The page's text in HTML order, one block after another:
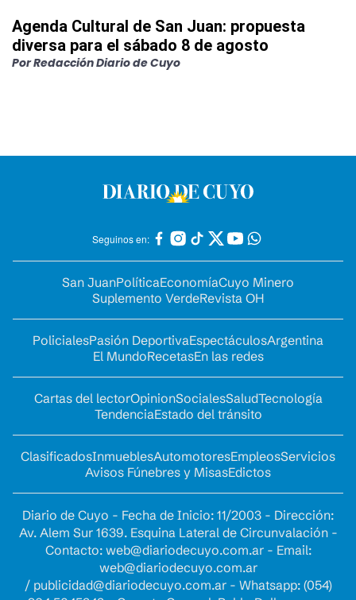
Agenda Cultural de San Juan: propuesta
diversa para el sábado 8 de agosto
PorRedacción Diario de Cuyo
Seguinos en:
San JuanPolíticaEconomíaCuyo Minero
Suplemento VerdeRevista OH
PolicialesPasión DeportivaEspectáculosArgentina
El MundoRecetasEn las redes
Cartas del lectorOpinionSocialesSaludTecnología
TendenciaEstado del tránsito
ClasificadosInmueblesAutomotoresEmpleosServicios
Avisos Fúnebres y MisasEdictos
Diario de Cuyo - Fecha de Inicio: 11/2003 - Dirección:
Av. Alem Sur 1639. Esquina Lateral de Circunvalación -
Contacto: web@diariodecuyo.com.ar- Email:
web@diariodecuyo.com.ar
/ publicidad@diariodecuyo.com.ar- Whatsapp: (054)